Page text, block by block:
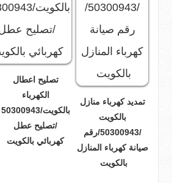
تمديد كهرباء منازل
بالكويت
/50300943/رقم
صيانة كهرباء المنازل
بالكويت
تصليح اعطال
الكهرباء
بالكويت/50300943
/تصليح عطل
كهربائي بالكويت